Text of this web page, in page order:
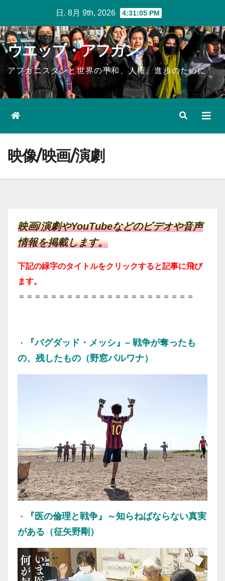
content
日. 8月 9th, 2026 4:31:06 PM
ウエッブ・アフガン
アフガニスタンと世界の平和、人権、進歩のために
映像/映画/演劇
映画/演劇やYouTubeなどのビデオや音声
情報を掲載します。
下記の緑字のタイトルをクリックすると記事に飛び
ます。
＝＝＝＝＝＝＝＝＝＝＝＝＝＝＝＝＝＝＝＝＝＝
・
『バグダッド・メッシ』– 戦争が奪ったも
の、残したもの（野窓パルワナ）
・
『医の倫理と戦争』～知らねばならない真実
がある（征矢野剛）